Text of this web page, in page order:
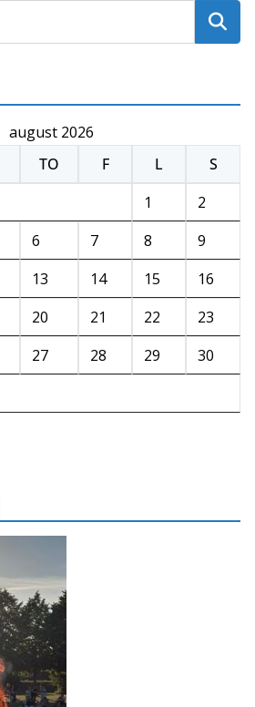
august 2026
TO F L
S
1
2
6 7 8
9
13 14 15
16
20 21 22
23
27 28 29
30